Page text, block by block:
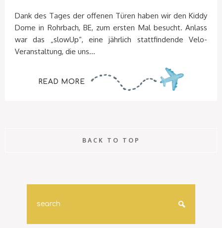
Dank des Tages der offenen Türen haben wir den Kiddy
Dome in Rohrbach, BE, zum ersten Mal besucht. Anlass
war das „slowUp“, eine jährlich stattfindende Velo-
Veranstaltung, die uns...
READ MORE
BACK TO TOP